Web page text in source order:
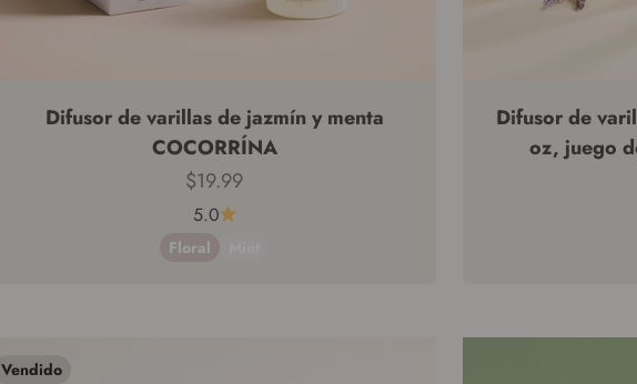
Difusor de varillas de jazmín y menta
COCORRÍNA
Precio de venta
$19.99
5.0
Floral
Difusor de
oz, juego
Vendido